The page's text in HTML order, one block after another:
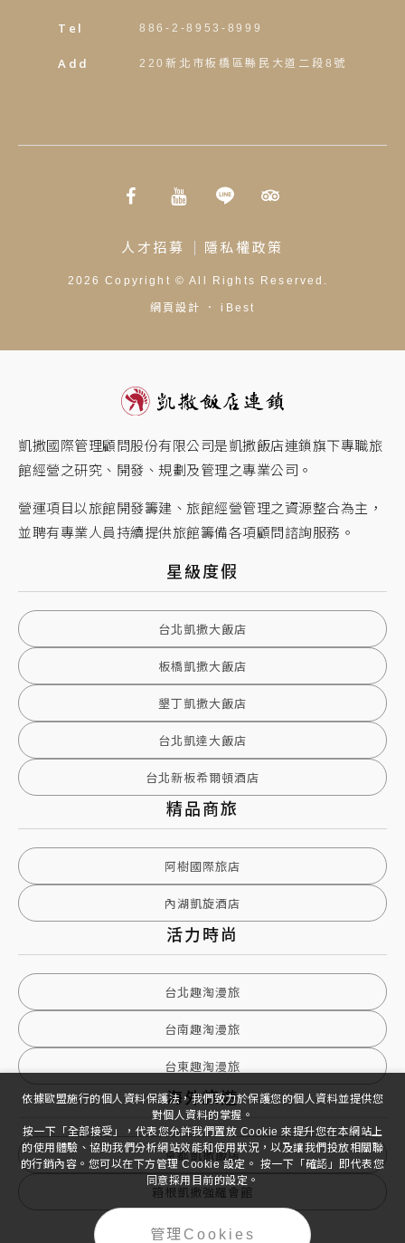
Tel 886-2-8953-8999
Add 220新北市板橋區縣民大道二段8號
人才招募 隱私權政策
2026 Copyright © All Rights Reserved.
網頁設計 ． iBest
凱撒國際管理顧問股份有限公司是凱撒飯店連鎖旗下專職旅
館經營之研究、開發、規劃及管理之專業公司。
營運項目以旅館開發籌建、旅館經營管理之資源整合為主，
並聘有專業人員持續提供旅館籌備各項顧問諮詢服務。
星級度假
台北凱撒大飯店
板橋凱撒大飯店
墾丁凱撒大飯店
台北凱達大飯店
台北新板希爾頓酒店
精品商旅
阿樹國際旅店
內湖凱旋酒店
活力時尚
台北趣淘漫旅
台南趣淘漫旅
台東趣淘漫旅
海外旅遊
京都凱撒飯店
箱根凱撒強羅會館
依據歐盟施行的個人資料保護法，我們致力於保護您的個人資料並提供您
對個人資料的掌握。
按一下「全部接受」，代表您允許我們置放 Cookie 來提升您在本網站上
的使用體驗、協助我們分析網站效能和使用狀況，以及讓我們投放相關聯
的行銷內容。您可以在下方管理 Cookie 設定。 按一下「確認」即代表您
同意採用目前的設定。
管理Cookies